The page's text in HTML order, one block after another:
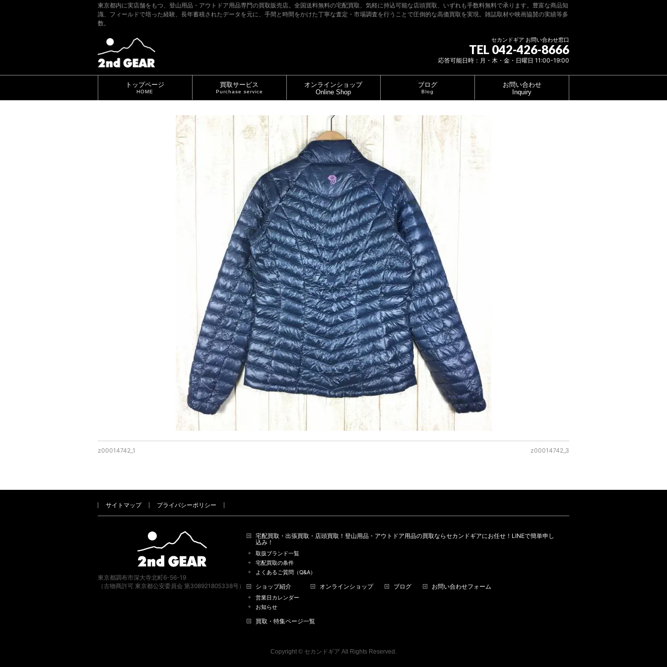
東京都内に実店舗をもつ、登山用品・アウトドア用品専門の買取販売店。全国送料無料の宅配買取、気軽に持込可能な店頭買取、いずれも手数料無料で承ります。豊富な商品知
識、フィールドで培った経験、長年蓄積されたデータを元に、手間と時間をかけた丁寧な査定・市場調査を行うことで圧倒的な高価買取を実現。雑誌取材や映画協賛の実績等多
数。
セカンドギア お問い合わせ窓口
TEL 042-426-8666
応答可能日時：月・木・金・日曜日 11:00-19:00
トップページ
HOME
買取サービス
Purchase service
オンラインショップ
Online Shop
ブログ
Blog
お問い合わせ
Inquiry
z00014742_1 z00014742_3
サイトマップ プライバシーポリシー
東京都調布市深大寺北町6-56-19
（古物商許可 東京都公安委員会 第308921805338号）
宅配買取・出張買取・店頭買取！登山用品・アウトドア用品の買取ならセカンドギアにお任せ！LINEで簡単申し
込み！
取扱ブランド一覧
宅配買取の条件
よくあるご質問（Q&A）
ショップ紹介
営業日カレンダー
お知らせ
オンラインショップ ブログ お問い合わせフォーム
買取・特集ページ一覧
Copyright © セカンドギア All Rights Reserved.